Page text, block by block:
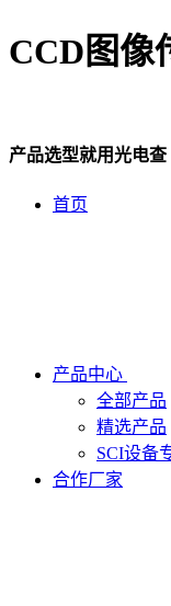
CCD图像
产品选型就用光电查
首页
产品中心
全部产品
精选产品
SCI设备
合作厂家